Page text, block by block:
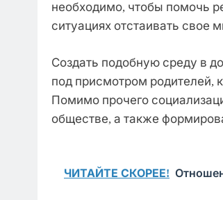
необходимо, чтобы помочь
ситуациях отстаивать свое
Создать подобную среду в
под присмотром родителей,
Помимо прочего
обществе, а также
ЧИТАЙТЕ СКОРЕЕ!